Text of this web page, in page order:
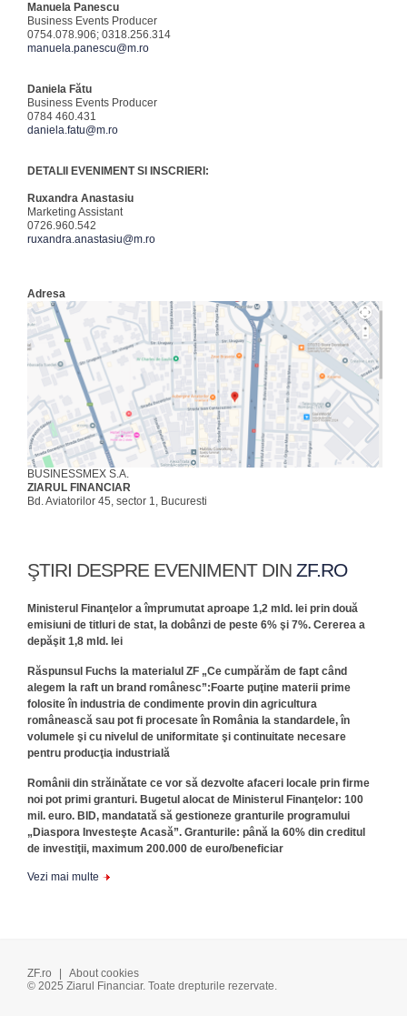
Manuela Panescu
Business Events Producer
0754.078.906; 0318.256.314
manuela.panescu@m.ro
Daniela Fătu
Business Events Producer
0784 460.431
daniela.fatu@m.ro
DETALII EVENIMENT SI INSCRIERI:
Ruxandra Anastasiu
Marketing Assistant
0726.960.542
ruxandra.anastasiu@m.ro
Adresa
BUSINESSMEX S.A.
ZIARUL FINANCIAR
Bd. Aviatorilor 45, sector 1, Bucuresti
ŞTIRI DESPRE EVENIMENT DIN ZF.RO
Ministerul Finanţelor a împrumutat aproape 1,2 mld. lei prin două
emisiuni de titluri de stat, la dobânzi de peste 6% şi 7%. Cererea a
depăşit 1,8 mld. lei
Răspunsul Fuchs la materialul ZF „Ce cumpărăm de fapt când
alegem la raft un brand românesc”:Foarte puţine materii prime
folosite în industria de condimente provin din agricultura
românească sau pot fi procesate în România la standardele, în
volumele şi cu nivelul de uniformitate şi continuitate necesare
pentru producţia industrială
Românii din străinătate ce vor să dezvolte afaceri locale prin firme
noi pot primi granturi. Bugetul alocat de Ministerul Finanţelor: 100
mil. euro. BID, mandatată să gestioneze granturile programului
„Diaspora Investeşte Acasă”. Granturile: până la 60% din creditul
de investiţii, maximum 200.000 de euro/beneficiar
Vezi mai multe
ZF.ro |
About cookies
© 2025 Ziarul Financiar. Toate drepturile rezervate.